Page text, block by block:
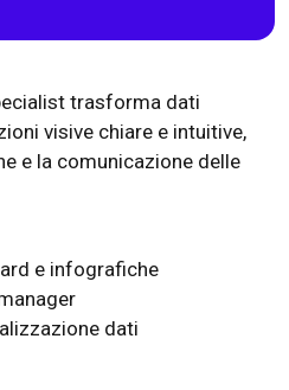
trasforma dati
visive chiare e intuitive,
e la comunicazione delle
e infografiche
dati